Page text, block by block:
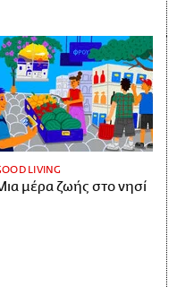
LIVING
μέρα ζωής στο νησί